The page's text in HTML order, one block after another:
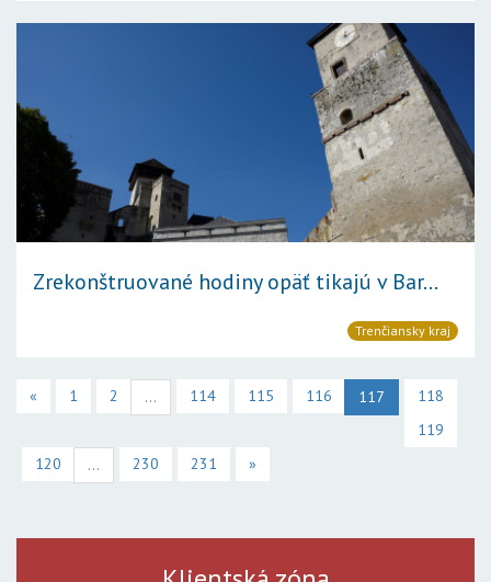
Zrekonštruované hodiny opäť tikajú v Bar...
Trenčiansky kraj
« 1 2 ... 114 115 116 117
118
119
120
... 230 231 »